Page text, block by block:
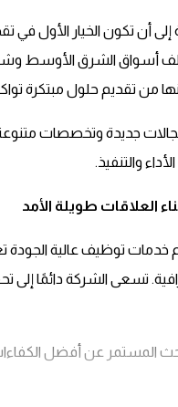
إلى أن تكون الخيار الأول
أسواق الشرق الأوسط وشمال
من تقديم حلول مبتكرة
جديدة وتخصصات
والتنفيذ.
العلاقات طويلة الأمد
خدمات توظيف عالية الجودة
تسعى الشركة دائمًا
والبحث المستمر عن أفضل